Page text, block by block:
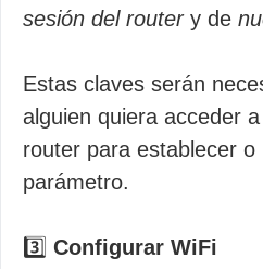
sesión del routery de
Estas claves serán
alguien quiera acceder
router para establecer
parámetro.
3️⃣ Configurar WiFi